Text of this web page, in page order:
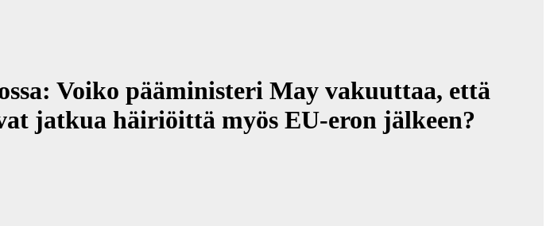
Voiko pääministeri May vakuuttaa, että
jatkua häiriöittä myös EU-eron jälkeen?